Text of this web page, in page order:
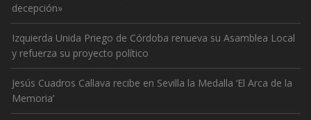
decepción»
Izquierda Unida Priego de Córdoba renueva su Asamblea Local
y refuerza su proyecto político
Jesús Cuadros Callava recibe en Sevilla la Medalla ‘El Arca de la
Memoria’